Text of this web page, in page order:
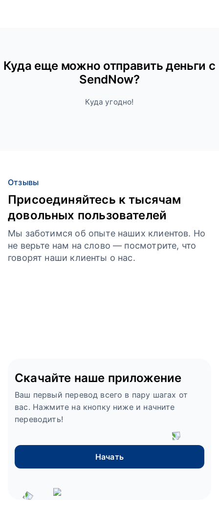
Куда ещe можно отправить деньги с
SendNow?
Куда угодно!
Отзывы
Присоединяйтесь к тысячам
довольных пользователей
Мы заботимся об опыте наших клиентов. Но
не верьте нам на слово — посмотрите, что
говорят наши клиенты о нас.
Скачайте наше приложение
Ваш первый перевод всего в пару шагах от
вас. Нажмите на кнопку ниже и начните
переводить!
Начать